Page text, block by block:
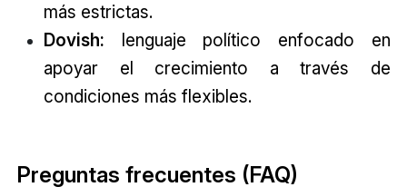
más estrictas.
Dovish: lenguaje político enfocado en
apoyar el crecimiento a través de
condiciones más flexibles.
Preguntas frecuentes (FAQ)